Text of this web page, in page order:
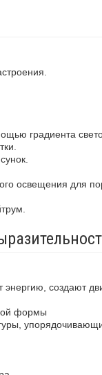
градиента
освещения для
энергию, создают
формы